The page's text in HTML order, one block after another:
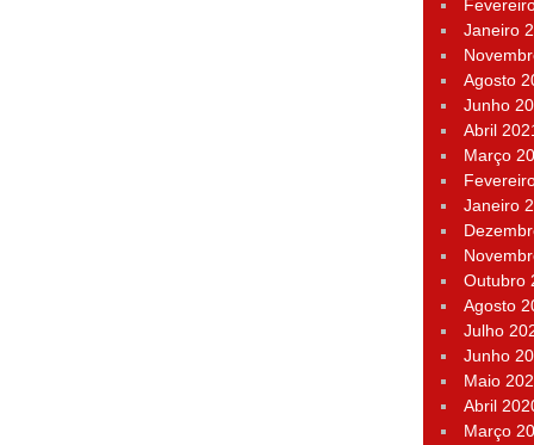
Janeiro
Agosto
Junho
Abril
Março
Janeiro
Outubro
Agosto
Julho
Junho
Maio
Abril
Março